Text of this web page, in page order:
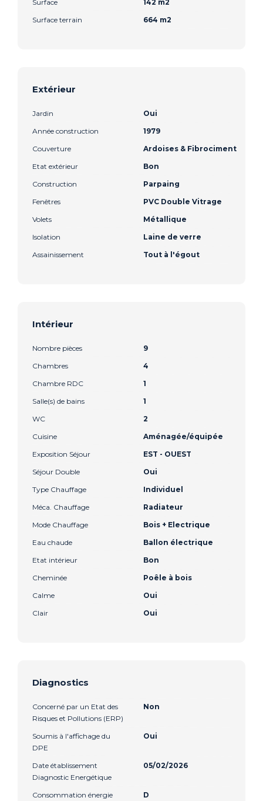
Surface
142 m2
Surface terrain
664 m2
Extérieur
Jardin
Oui
Année construction
1979
Couverture
Ardoises & Fibrociment
Etat extérieur
Bon
Construction
Parpaing
Fenêtres
PVC Double Vitrage
Volets
Métallique
Isolation
Laine de verre
Assainissement
Tout à l'égout
Intérieur
Nombre pièces
9
Chambres
4
Chambre RDC
1
Salle(s) de bains
1
WC
2
Cuisine
Aménagée/équipée
Exposition Séjour
EST - OUEST
Séjour Double
Oui
Type Chauffage
Individuel
Méca. Chauffage
Radiateur
Mode Chauffage
Bois + Electrique
Eau chaude
Ballon électrique
Etat intérieur
Bon
Cheminée
Poêle à bois
Calme
Oui
Clair
Oui
Diagnostics
Concerné par un Etat des
Risques et Pollutions (ERP)
Non
Soumis à l'affichage du
DPE
Oui
Date établissement
Diagnostic Energétique
05/02/2026
Consommation énergie
D